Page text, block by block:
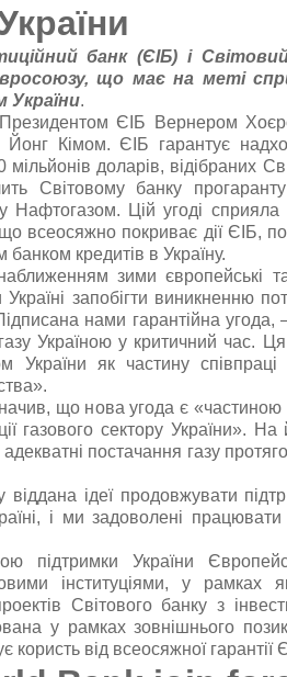
банк (ЄІБ) і
що має на меті
України.
ЄІБ Вернером
Кімом. ЄІБ гарантує
мільйонів доларів, відібраних
Світовому банку
Нафтогазом. Цій угоді сприяла
всеосяжно покриває дії ЄІБ,
банком кредитів в Україну.
зими європейські та
Україні запобігти виникненню
нами гарантійна
Україною у критичний час.
України як частину
що нова угода є «частиною
газового сектору України».
постачання газу
віддана ідеї продовжувати
і ми задоволені
підтримки України
інституціями, у рамках
Світового банку з
у рамках зовнішнього
користь від всеосяжної гарантії